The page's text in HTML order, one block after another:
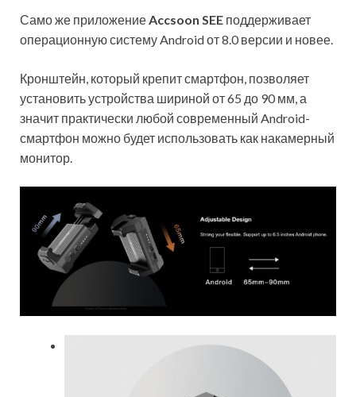
Само же приложение Accsoon SEE поддерживает
операционную систему Android от 8.0 версии и новее.
Кронштейн, который крепит смартфон, позволяет
установить устройства шириной от 65 до 90 мм, а
значит практически любой современный Android-
смартфон можно будет использовать как накамерный
монитор.